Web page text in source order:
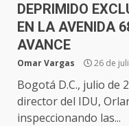
DEPRIMIDO
EN LA AVENIDA
AVANCE
Omar Vargas 26 de
Bogotá D.C., julio de
director del IDU,
inspeccionando las...